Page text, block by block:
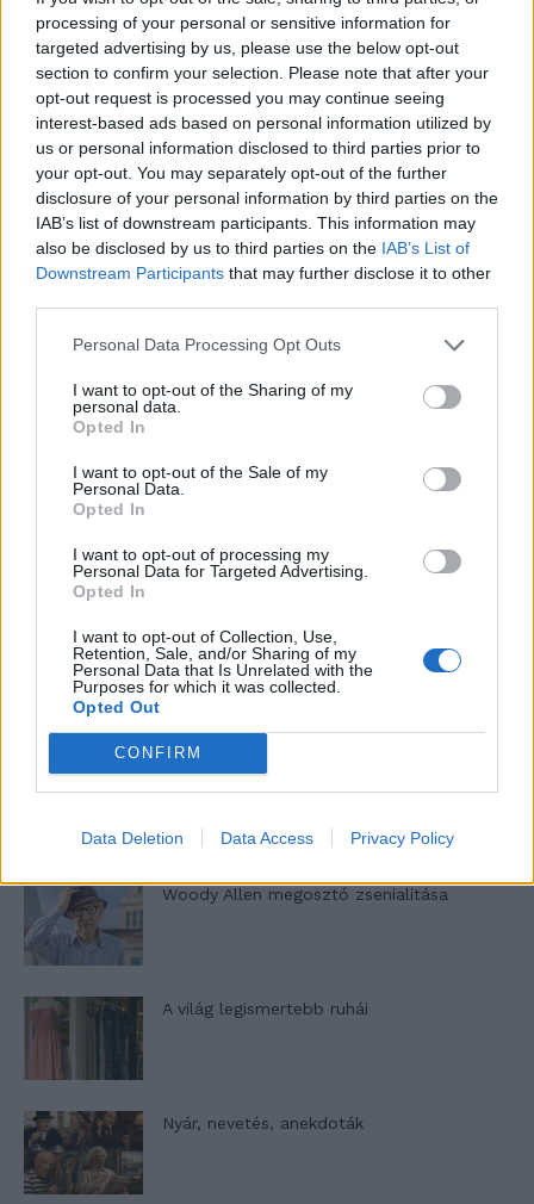
processing of your personal or sensitive information for
targeted advertising by us, please use the below opt-out
section to confirm your selection. Please note that after your
opt-out request is processed you may continue seeing
interest-based ads based on personal information utilized by
us or personal information disclosed to third parties prior to
your opt-out. You may separately opt-out of the further
disclosure of your personal information by third parties on the
IAB’s list of downstream participants. This information may
also be disclosed by us to third parties on the IAB’s List of
Downstream Participants that may further disclose it to other
Personal Data Processing Opt Outs
I want to opt-out of the Sharing of my
personal data.
Opted In
I want to opt-out of the Sale of my
Personal Data.
Opted In
I want to opt-out of processing my
Personal Data for Targeted Advertising.
Opted In
I want to opt-out of Collection, Use,
Retention, Sale, and/or Sharing of my
Personal Data that Is Unrelated with the
Purposes for which it was collected.
Opted Out
CONFIRM
Data Deletion Data Access Privacy Policy
Szent Genovéva, a túlélő Franciaország
jelképe
Minka 12. rész
Pedig szóltam… – Miért nem hiszünk a
nőknek, amikor segítséget kérnek?
A legidegesítőbb kifejezések laza
gyűjteménye
Elyna Robbs: Adéle és az örökölt árnyak
Woody Allen megosztó zsenialitása
A világ legismertebb ruhái
Nyár, nevetés, anekdoták